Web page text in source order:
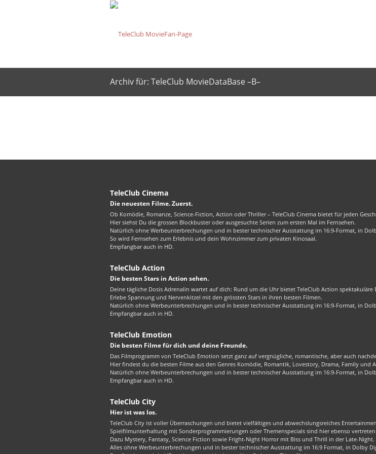
Archiv für: TeleClub MovieDataBase –B–
TeleClub Cinema
Die neuesten Filme. Zuerst.
Ob Komödie, Romanze, Science-Fiction, Action oder Thriller – TeleClub Cinema bietet für jeden
Hier siehst Du die grossen Blockbuster oder ausgesuchte Serien zum ersten Mal im Fernsehen.
Natürlich ohne Werbeunterbrechungen und in bester technischer Ausstattung im 16:9-Format, in
So wird Fernsehen zum Erlebnis und dein Wohnzimmer zum privaten Kinosaal.
Empfangbar auch in HD.
TeleClub Action
Die besten Stars in Action sehen.
Deine tägliche Dosis Adrenalin wartet auf dich: Rund um die Uhr bietet TeleClub Action
Erlebe Spannung und Nervenkitzel mit den grössten Stars in ihren besten Filmen.
Natürlich ohne Werbeunterbrechungen und in bester technischer Ausstattung im 16:9-Format, in
Empfangbar auch in HD.
TeleClub Emotion
Die besten Filme für dich und deine Freunde.
Das Filmprogramm von TeleClub Emotion setzt ganz auf vergnügliche, romantische, aber auch
Hier findest du die besten Filme aus den Genres Komödie, Romantik, Lovestory, Drama, Family und
Natürlich ohne Werbeunterbrechungen und in bester technischer Ausstattung im 16:9-Format, in
Empfangbar auch in HD.
TeleClub City
Hier ist was los.
TeleClub City ist voller Überraschungen und bietet vielfältiges und abwechslungsreiches
Spielfilmunterhaltung mit Sonderprogrammierungen oder Themenspecials sind hier ebenso
Dazu Mystery, Fantasy, Science Fiction sowie Fright-Night Horror mit Biss und Thrill in der Late-Night.
Alles ohne Werbeunterbrechungen und in bester technischer Ausstattung im 16:9 Format, in Dolby